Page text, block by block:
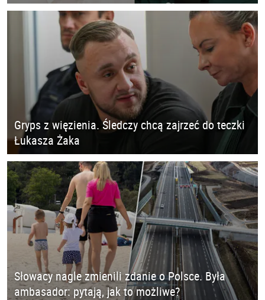
Gryps z więzienia. Śledczy chcą zajrzeć do teczki
Łukasza Żaka
Słowacy nagle zmienili zdanie o Polsce. Była
ambasador: pytają, jak to możliwe?